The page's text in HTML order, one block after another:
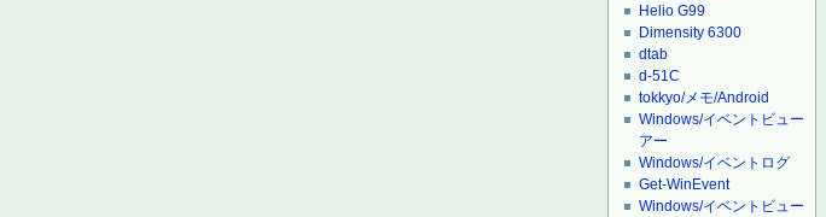
Helio G99
Dimensity 6300
dtab
d-51C
tokkyo/メモ/Android
Windows/イベントビュー
アー
Windows/イベントログ
Get-WinEvent
Windows/イベントビュー